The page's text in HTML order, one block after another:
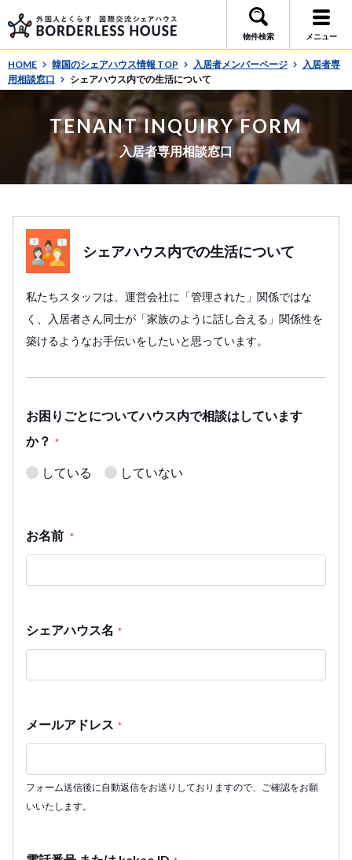
物件検索 メニュー
HOME 韓国のシェアハウス情報 TOP 入居者メンバーページ
入居者専
用相談窓口
シェアハウス内での生活について
TENANT INQUIRY FORM
入居者専用相談窓口
シェアハウス内での生活について
私たちスタッフは、運営会社に「管理された」関係ではな
く、入居者さん同士が「家族のように話し合える」関係性を
築けるようなお手伝いをしたいと思っています。
お困りごとについてハウス内で相談はしています
か？ *
している していない
お名前 *
シェアハウス名 *
メールアドレス *
フォーム送信後に自動返信をお送りしておりますので、ご確認をお願
いいたします。